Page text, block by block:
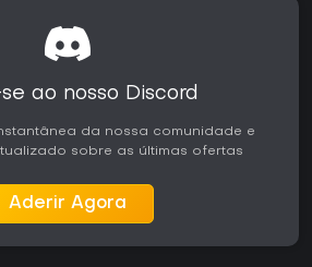
ao nosso Discord
da nossa comunidade e
sobre as últimas ofertas
Aderir Agora